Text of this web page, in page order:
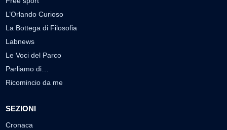
L’Orlando Curioso
La Bottega di Filosofia
Labnews
Le Voci del Parco
Parliamo di…
Ricomincio da me
SEZIONI
Cronaca